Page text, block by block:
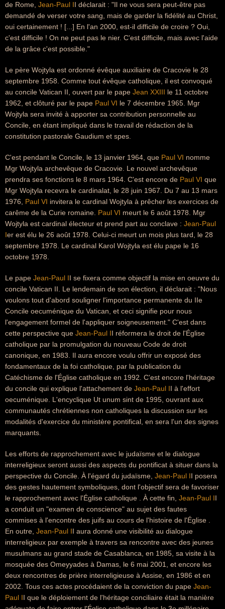
de Rome, Jean-Paul II déclarait : "Il ne vous sera peut-être pas
demandé de verser votre sang, mais de garder la fidélité au Christ,
oui certainement ! [...] En l'an 2000, est-il difficile de croire ? Oui,
c'est difficile ! On ne peut pas le nier. C'est difficile, mais avec l'aide
de la grâce c'est possible."
Le père Wojtyla est ordonné évêque auxiliaire de Cracovie le 28
septembre 1958. Comme tout évêque catholique, il est convoqué
au concile Vatican II, ouvert par le pape Jean XXIII le 11 octobre
1962, et clôturé par le pape Paul VI le 7 décembre 1965. Mgr
Wojtyla sera invité à apporter sa contribution personnelle au
Concile, en étant impliqué dans le travail de rédaction de la
constitution pastorale Gaudium et spes.
C'est pendant le Concile, le 13 janvier 1964, que Paul VI nomme
Mgr Wojtyla archevêque de Cracovie. Le nouvel archevêque
prendra ses fonctions le 8 mars 1964. C'est encore de Paul VI que
Mgr Wojtyla recevra le cardinalat, le 28 juin 1967. Du 7 au 13 mars
1976, Paul VI invitera le cardinal Wojtyla à prêcher les exercices de
carême de la Curie romaine. Paul VI meurt le 6 août 1978. Mgr
Wojtyla est cardinal électeur et prend part au conclave : Jean-Paul
Ier est élu le 26 août 1978. Celui-ci meurt un mois plus tard, le 28
septembre 1978. Le cardinal Karol Wojtyla est élu pape le 16
octobre 1978.
Le pape Jean-Paul II se fixera comme objectif la mise en oeuvre du
concile Vatican II. Le lendemain de son élection, il déclarait : "Nous
voulons tout d'abord souligner l'importance permanente du IIe
Concile oecuménique du Vatican, et ceci signifie pour nous
l'engagement formel de l'appliquer soigneusement." C'est dans
cette perspective que Jean-Paul II réformera le droit de l'Église
catholique par la promulgation du nouveau Code de droit
canonique, en 1983. Il aura encore voulu offrir un exposé des
fondamentaux de la foi catholique, par la publication du
Catéchisme de l'Église catholique en 1992. C'est encore l'héritage
du concile qui explique l'attachement de Jean-Paul II à l'effort
oecuménique. L'encyclique Ut unum sint de 1995, ouvrant aux
communautés chrétiennes non catholiques la discussion sur les
modalités d'exercice du ministère pontifical, en sera l'un des signes
marquants.
Les efforts de rapprochement avec le judaïsme et le dialogue
interreligieux seront aussi des aspects du pontificat à situer dans la
perspective du Concile. À l'égard du judaïsme, Jean-Paul II posera
des gestes hautement symboliques, dont l'objectif sera de favoriser
le rapprochement avec l'Église catholique . À cette fin, Jean-Paul II
a conduit un "examen de conscience" au sujet des fautes
commises à l'encontre des juifs au cours de l'histoire de l'Église .
En outre, Jean-Paul II aura donné une visibilité au dialogue
interreligieux par exemple à travers sa rencontre avec des jeunes
musulmans au grand stade de Casablanca, en 1985, sa visite à la
mosquée des Omeyyades à Damas, le 6 mai 2001, et encore les
deux rencontres de prière interreligieuse à Assise, en 1986 et en
2002. Tous ces actes procédaient de la conviction du pape Jean-
Paul II que le déploiement de l'héritage conciliaire était la manière